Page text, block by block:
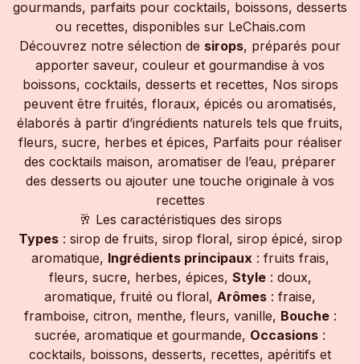
gourmands, parfaits pour cocktails, boissons, desserts
ou recettes, disponibles sur LeChais.com
Découvrez notre sélection de sirops, préparés pour
apporter saveur, couleur et gourmandise à vos
boissons, cocktails, desserts et recettes, Nos sirops
peuvent être fruités, floraux, épicés ou aromatisés,
élaborés à partir d’ingrédients naturels tels que fruits,
fleurs, sucre, herbes et épices, Parfaits pour réaliser
des cocktails maison, aromatiser de l’eau, préparer
des desserts ou ajouter une touche originale à vos
recettes
🥂 Les caractéristiques des sirops
Types: sirop de fruits, sirop floral, sirop épicé, sirop
aromatique, Ingrédients principaux: fruits frais,
fleurs, sucre, herbes, épices, Style: doux,
aromatique, fruité ou floral, Arômes : fraise,
framboise, citron, menthe, fleurs, vanille, Bouche:
sucrée, aromatique et gourmande, Occasions :
cocktails, boissons, desserts, recettes, apéritifs et